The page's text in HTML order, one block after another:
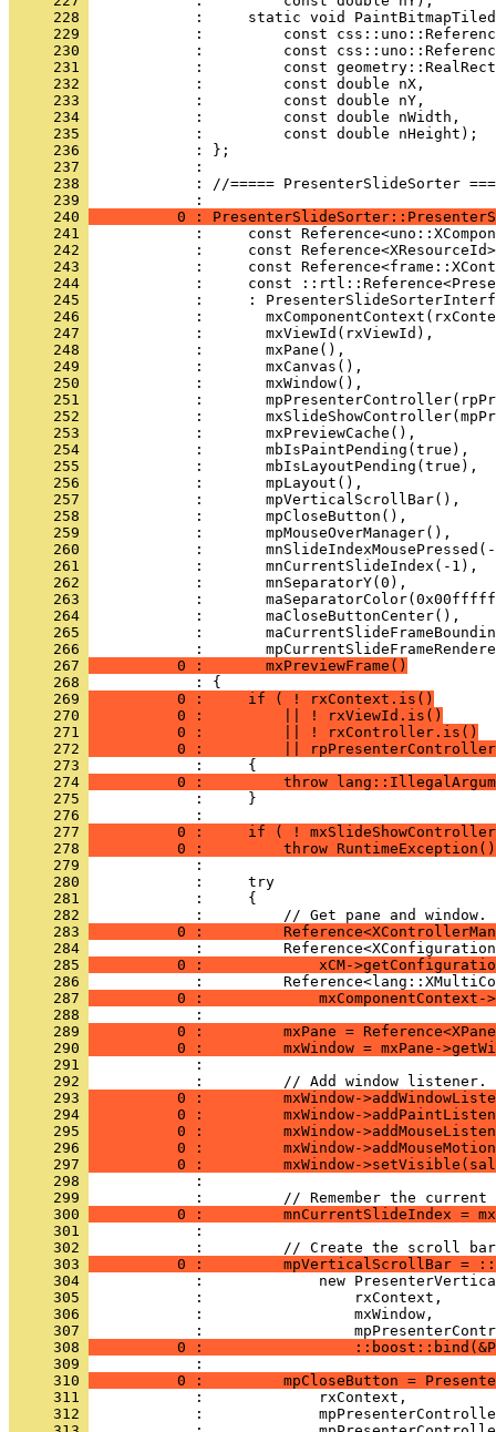
     228
     229
     230
     231
     232
     233
     234
     235
     236
     237
     238
: //===== PresenterSlideSorter
     239
     240
0 :
     241
     242
     243
     244
     245
     246
     247
     248
     249
     250
     251
     252
     253
     254
     255
     256
     257
     258
     259
     260
     261
     262
     263
     264
     265
     266
     267
          0 :       mxPreviewFrame()
     268
     269
          0 :     if ( ! rxContext.is()
     270
          0 :         || ! rxViewId.is()
     271
          0 :         || ! rxController.is()
     272
0 :         ||
     273
     274
0 :         throw
     275
     276
     277
0 :     if ( !
     278
0 :         throw
     279
     280
     281
     282
     283
0 :
     284
     285
0 :             xCM-
     286
     287
0 :
     288
     289
0 :         mxPane =
     290
0 :         mxWindow = mxPane-
     291
     292
     293
0 :         mxWindow-
     294
0 :         mxWindow-
     295
0 :         mxWindow-
     296
0 :         mxWindow-
     297
0 :         mxWindow-
     298
     299
     300
0 :         mnCurrentSlideIndex =
     301
     302
     303
0 :         mpVerticalScrollBar =
     304
     305
     306
     307
     308
0 :
     309
     310
0 :         mpCloseButton =
     311
     312